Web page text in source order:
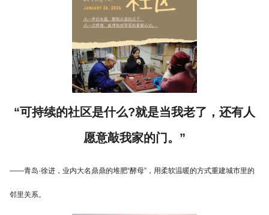
“可持续的社区是什么?就是当我老了，还有人
愿意敲我家的门。”
——青岛·徐进，业内大名鼎鼎的堆肥“酵母”，用柔软温暖的方式重建城市里的
邻里关系。